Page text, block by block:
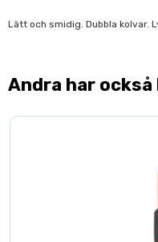
Lätt och smidig. Dubbla kolvar.
Andra har också